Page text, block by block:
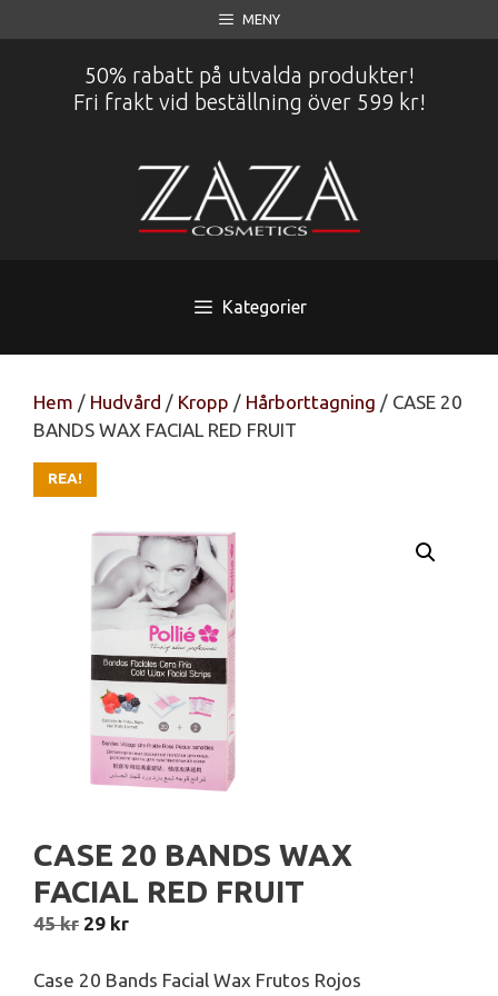
till
MENY
50% rabatt på utvalda produkter!
Fri frakt vid beställning över 599 kr!
Kategorier
Hem / Hudvård / Kropp / Hårborttagning / CASE 20
BANDS WAX FACIAL RED FRUIT
REA!
CASE 20 BANDS WAX
FACIAL RED FRUIT
45kr Det
priset
29 krDet
priset
Case 20 Bands Facial Wax Frutos Rojos